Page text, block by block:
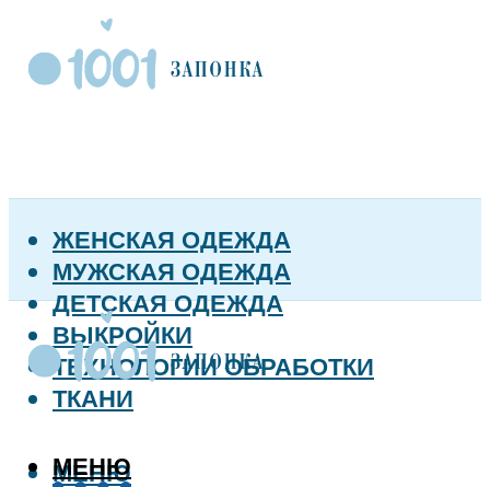
ЖЕНСКАЯ ОДЕЖДА
МУЖСКАЯ ОДЕЖДА
ДЕТСКАЯ ОДЕЖДА
ВЫКРОЙКИ
ТЕХНОЛОГИИ ОБРАБОТКИ
ТКАНИ
МЕНЮ
МЕНЮ